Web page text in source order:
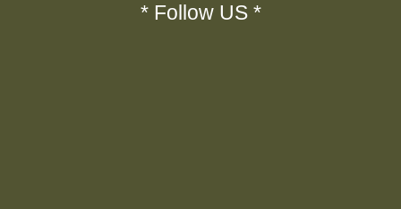
* Follow US *